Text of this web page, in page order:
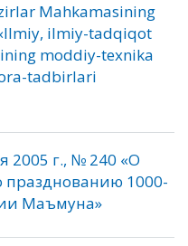
Mahkamasining
ilmiy-tadqiqot
moddiy-texnika
tadbirlari
2005 г., № 240 «О
1000-
Маъмуна»